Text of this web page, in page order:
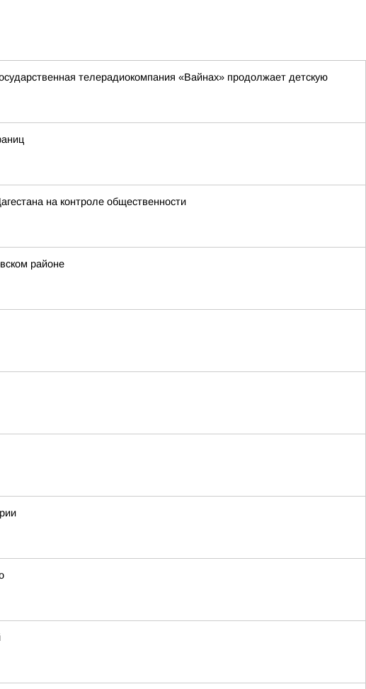
телерадиокомпания «Вайнах» продолжает детскую
на контроле общественности
районе